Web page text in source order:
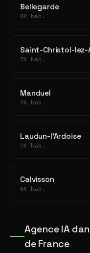
Bellegarde
8K hab.
Saint-Christol-lez-
7K hab.
Manduel
7K hab.
Laudun-l'Ardoise
7K hab.
Calvisson
6K hab.
Agence IA
de France